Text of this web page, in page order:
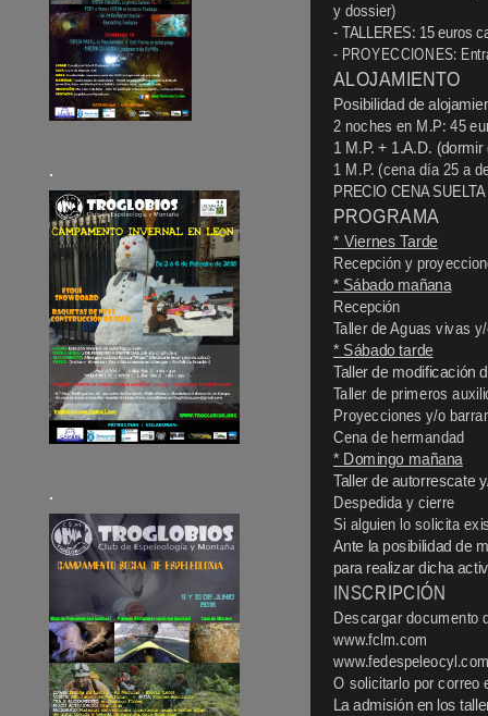
y dossier)
- TALLERES: 15 euros
- PROYECCIONES:
ALOJAMIENTO
Posibilidad de
2 noches en M.P: 45
1 M.P. + 1.A.D.
1 M.P. (cena día 25 a
PRECIO CENA
PROGRAMA
* Viernes Tarde
Recepción y
* Sábado mañana
Recepción
Taller de Aguas vivas
* Sábado tarde
Taller de modificación
Taller de primeros
Proyecciones y/o
Cena de hermandad
* Domingo mañana
Taller de autorrescate
Despedida y cierre
Si alguien lo solicita
Ante la posibilidad de
para realizar dicha
INSCRIPCIÓN
Descargar documento
www.fclm.com
O solicitarlo por correo
La admisión en los
.
.